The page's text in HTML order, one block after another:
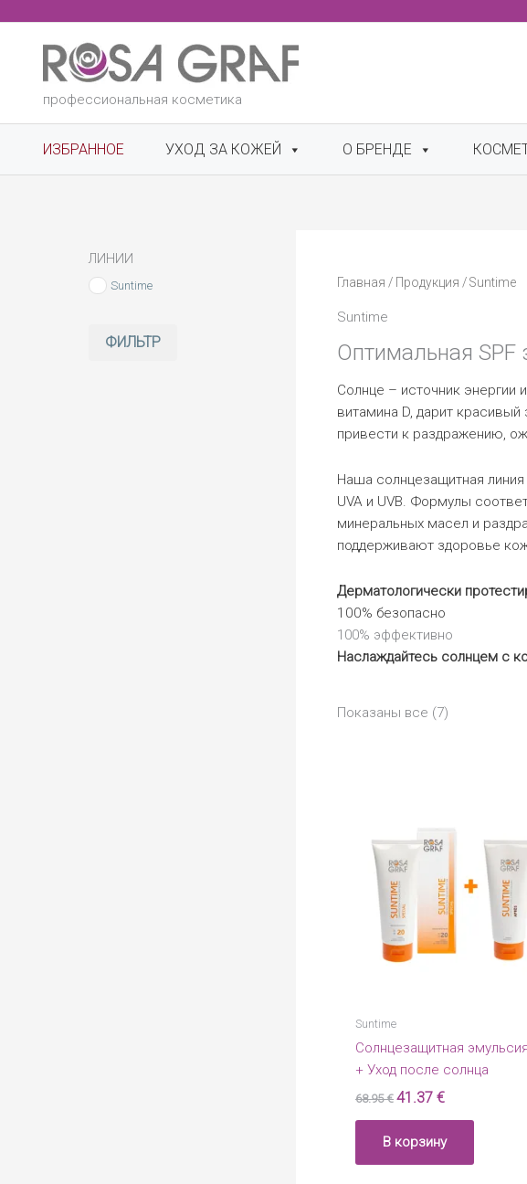
содержимому
профессиональная косметика
ИЗБРАННОЕ УХОД ЗА КОЖЕЙ О БРЕНДЕ
ЛИНИИ
Suntime
ФИЛЬТР
Главная / Продукция / Suntime
Suntime
Оптимальная SPF
Солнце – источник энергии
витамина D, дарит
привести к раздражению,
Наша солнцезащитная
UVA и UVB. Формулы
минеральных масел и
поддерживают здоровье
Дерматологически
100% безопасно
100% эффективно
Наслаждайтесь солнцем с
Показаны все (7)
Suntime
Солнцезащитная
+ Уход после солнца
68.95€ Первоначальная
68.95 €.
41.37€Текущая
41.37 €.
В корзину